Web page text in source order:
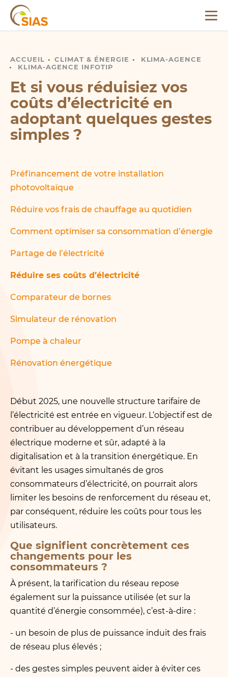
Menu
ACCUEIL CLIMAT & ÉNERGIE
KLIMA-AGENCE
KLIMA-AGENCE INFOTIP
RÉDUIRE SES COÛTS D’ÉLECTRICITÉ
Et si vous réduisiez vos
coûts d’électricité en
adoptant quelques gestes
simples ?
Préfinancement de votre installation
photovoltaïque
Réduire vos frais de chauffage au quotidien
Comment optimiser sa consommation d’énergie
Partage de l’électricité
Réduire ses coûts d’électricité
Comparateur de bornes
Simulateur de rénovation
Pompe à chaleur
Rénovation énergétique
Début 2025, une nouvelle structure tarifaire de
l’électricité est entrée en vigueur. L‘objectif est de
contribuer au développement d’un réseau
électrique moderne et sûr, adapté à la
digitalisation et à la transition énergétique. En
évitant les usages simultanés de gros
consommateurs d’électricité, on pourrait alors
limiter les besoins de renforcement du réseau et,
par conséquent, réduire les coûts pour tous les
utilisateurs.
Que signifient concrètement ces
changements pour les
consommateurs ?
À présent, la tarification du réseau repose
également sur la puissance utilisée (et sur la
quantité d’énergie consommée), c’est-à-dire :
- un besoin de plus de puissance induit des frais
de réseau plus élevés ;
- des gestes simples peuvent aider à éviter ces